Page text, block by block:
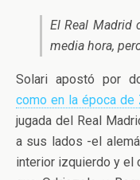
El Real Madrid
media hora,
Solari apostó por
como en la época de
jugada del Real
a sus lados -el
interior izquierdo y el